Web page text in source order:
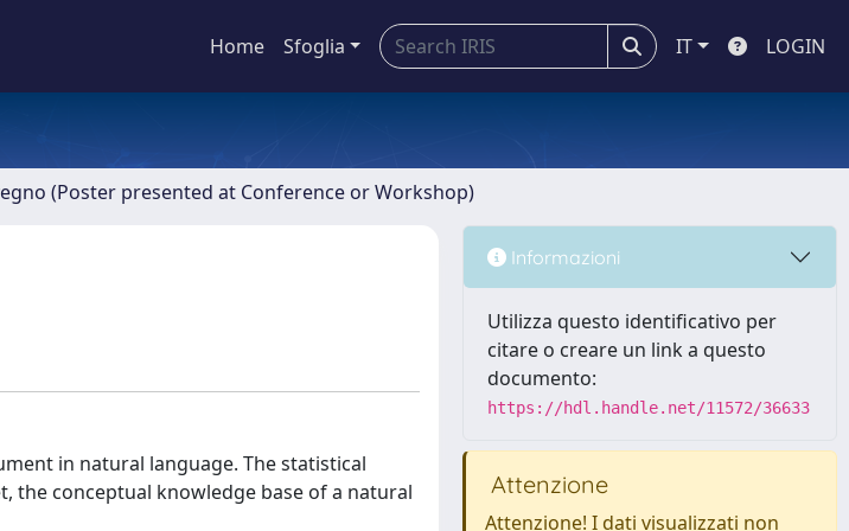
Home Sfoglia IT LOGIN
(Poster presented at Conference or Workshop)
in natural language. The statistical
the conceptual knowledge base of a natural
Informazioni
Utilizza questo identificativo per
citare o creare un link a questo
documento:
https://hdl.handle.net/11572/36633
Attenzione
Attenzione! I dati visualizzati non